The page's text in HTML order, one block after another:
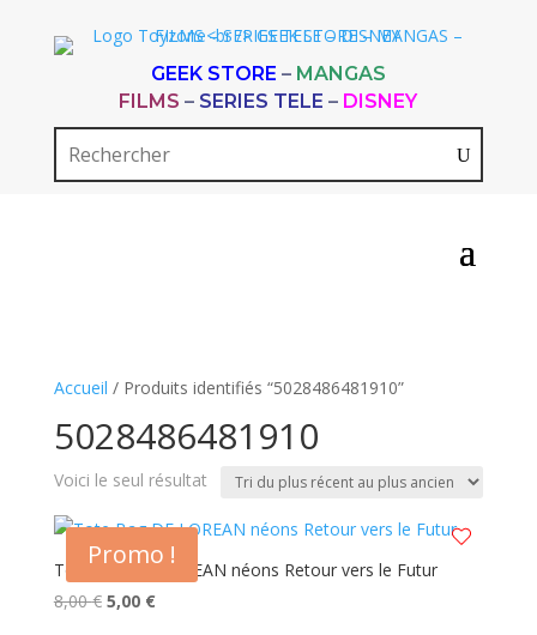
GEEK STORE – MANGAS
FILMS – SERIES TELE – DISNEY
Accueil / Produits identifiés “5028486481910”
5028486481910
Voici le seul résultat
Promo !
Tote Bag DE LOREAN néons Retour vers le Futur
8,00€ Le
5,00 €Le